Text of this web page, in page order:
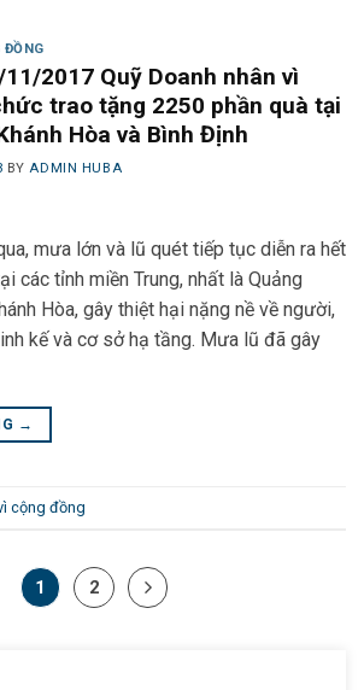
ĐỒNG
2017 Quỹ Doanh nhân vì
trao tặng 2250 phần quà tại
Hòa và Bình Định
BYADMIN HUBA
mưa lớn và lũ quét tiếp tục diễn ra hết
các tỉnh miền Trung, nhất là Quảng
Hòa, gây thiệt hại nặng nề về người,
kế và cơ sở hạ tầng. Mưa lũ đã gây
→
cộng đồng
1 2